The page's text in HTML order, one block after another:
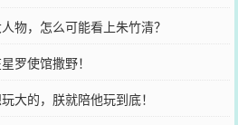
物，怎么可能看上朱竹清？
罗使馆撒野！
大的，朕就陪他玩到底！